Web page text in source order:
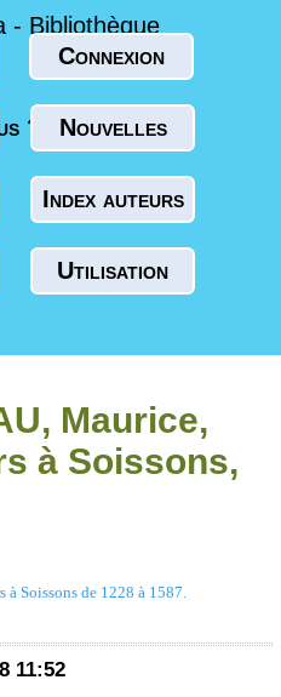
Connexion
? Nouvelles
Index auteurs
Utilisation
Maurice,
à Soissons,
Soissons de 1228 à 1587.
11:52